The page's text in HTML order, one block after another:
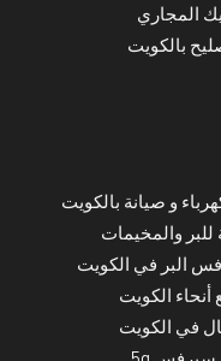
المجاري
بالكويت
و صيانة بالكويت
والمخيمات
في الكويت